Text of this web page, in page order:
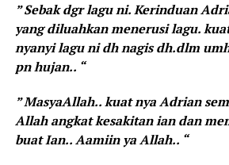
” Sebak dgr lagu ni. Kerinduan
yang diluahkan menerusi lagu.
nyanyi lagu ni dh nagis dh.dlm
pn hujan.. “
” MasyaAllah.. kuat nya Adrian
Allah angkat kesakitan ian dan
buat Ian.. Aamiin ya Allah.. “